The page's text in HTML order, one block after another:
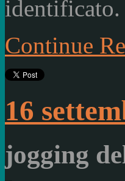
identificato.
Continue
16
jogging